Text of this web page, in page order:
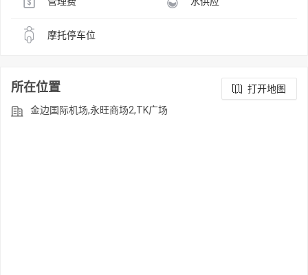
摩托停车位
所在位置
打开地图
金边国际机场,永旺商场2,TK广场